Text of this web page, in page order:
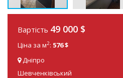
Вартість 49 000 $
Ціна за м2: 576 $
Дніпро
Шевченківський